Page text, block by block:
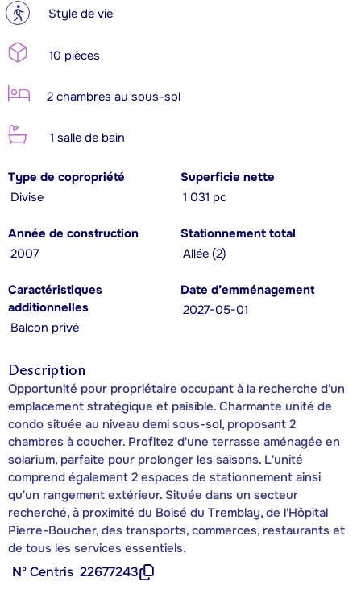
? Style de vie
10 pièces
2 chambres au sous-sol
1 salle de bain
Type de copropriété
Divise
Superficie nette
1 031 pc
Année de construction
2007
Stationnement total
Allée (2)
Caractéristiques
additionnelles
Balcon privé
Date d’emménagement
2027-05-01
Description
Opportunité pour propriétaire occupant à la recherche d'un
emplacement stratégique et paisible. Charmante unité de
condo située au niveau demi sous-sol, proposant 2
chambres à coucher. Profitez d'une terrasse aménagée en
solarium, parfaite pour prolonger les saisons. L'unité
comprend également 2 espaces de stationnement ainsi
qu'un rangement extérieur. Située dans un secteur
recherché, à proximité du Boisé du Tremblay, de l'Hôpital
Pierre-Boucher, des transports, commerces, restaurants et
de tous les services essentiels.
Nº Centris 22677243